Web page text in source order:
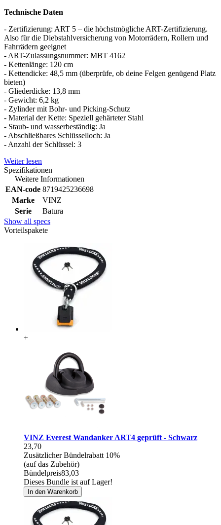
Technische Daten
- Zertifizierung: ART 5 – die höchstmögliche ART-Zertifizierung.
Also für die Diebstahlversicherung von Motorrädern, Rollern und
Fahrrädern geeignet
- ART-Zulassungsnummer: MBT 4162
- Kettenlänge: 120 cm
- Kettendicke: 48,5 mm (überprüfe, ob deine Felgen genügend Platz
bieten)
- Gliederdicke: 13,8 mm
- Gewicht: 6,2 kg
- Zylinder mit Bohr- und Picking-Schutz
- Material der Kette: Speziell gehärteter Stahl
- Staub- und wasserbeständig: Ja
- Abschließbares Schlüsselloch: Ja
- Anzahl der Schlüssel: 3
Weiter lesen
Spezifikationen
Weitere Informationen
EAN-code 8719425236698
Marke
VINZ
Serie
Batura
Show all specs
Vorteilspakete
+
VINZ Everest Wandanker ART4 geprüft - Schwarz
23,70
Zusätzlicher Bündelrabatt 10%
(auf das Zubehör)
Bündelpreis83,03
Dieses Bundle ist auf Lager!
In den Warenkorb